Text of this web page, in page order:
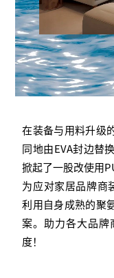
在装备与用料升级
同地由EVA封边替
掀起了一股改使用
为应对家居品牌商
利用自身成熟的聚
案。助力各大品
度！